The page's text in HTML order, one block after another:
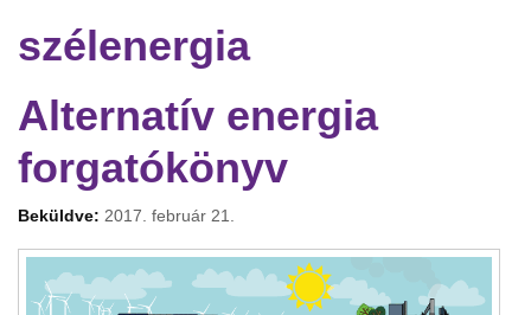
szélenergia
Alternatív energia
forgatókönyv
Beküldve: 2017. február 21.